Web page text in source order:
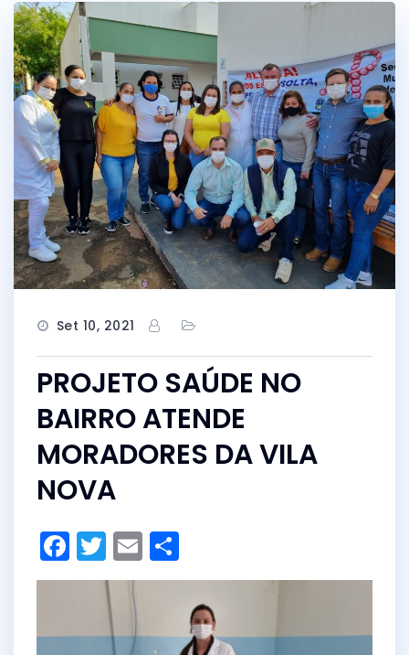
Set 10, 2021
PROJETO SAÚDE NO
BAIRRO ATENDE
MORADORES DA VILA
NOVA
F
a
e
T
w
itt
er
E
m
l
h
ar
e